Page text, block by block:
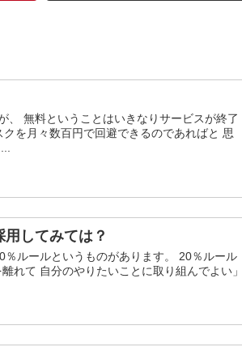
、 無料ということはいきなりサービスが終了
を月々数百円で回避できるのであればと 思
してみては？
ルールというものがあります。 20％ルール
れて 自分のやりたいことに取り組んでよい」